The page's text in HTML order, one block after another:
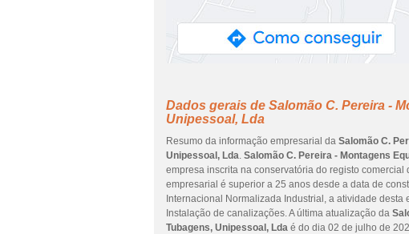
Dados gerais de Salomão C. Pereira -
Unipessoal, Lda
Resumo da informação empresarial da Salomão C.
Unipessoal, Lda. Salomão C. Pereira - Montagens
empresa inscrita na conservatória do registo
empresarial é superior a 25 anos desde a data de
Internacional Normalizada Industrial, a atividade
Instalação de canalizações. A última atualização da
Tubagens, Unipessoal, Lda é do dia 02 de julho de